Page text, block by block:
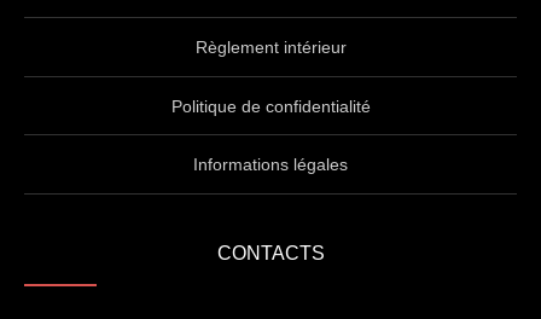
Règlement intérieur
Politique de confidentialité
Informations légales
CONTACTS